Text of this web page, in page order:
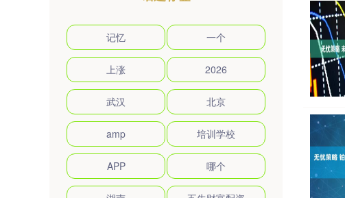
记忆 一个
上涨 2026
武汉 北京
amp 培训学校
APP 哪个